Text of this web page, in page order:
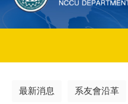
最新消息 系友會沿革